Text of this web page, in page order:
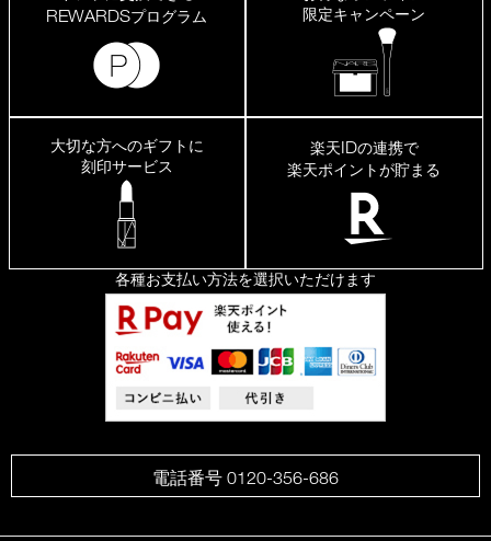
REWARDSプログラム
限定キャンペーン
大切な方へのギフトに
刻印サービス
楽天IDの連携で
楽天ポイントが貯まる
各種お支払い方法を選択いただけます
電話番号 0120-356-686